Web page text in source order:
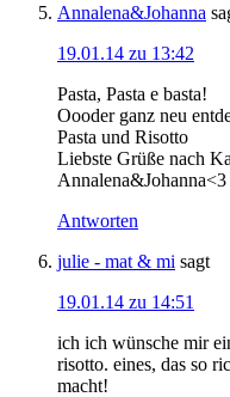
Annalena&Johanna
19.01.14 zu 13:42
Pasta, Pasta e basta!
Oooder ganz neu
Pasta und Risotto
Liebste Grüße nach
Annalena&Johanna<3
Antworten
julie - mat & mi sagt
19.01.14 zu 14:51
ich ich wünsche mir
risotto. eines, das so
macht!